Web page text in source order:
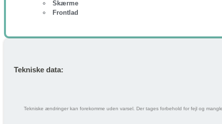
Skærme
Frontlad
Tekniske data:
Tekniske ændringer kan forekomme uden varsel. Der tages forbehold for fejl og